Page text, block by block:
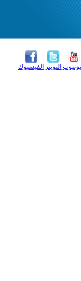
الفيسبوك التويتر